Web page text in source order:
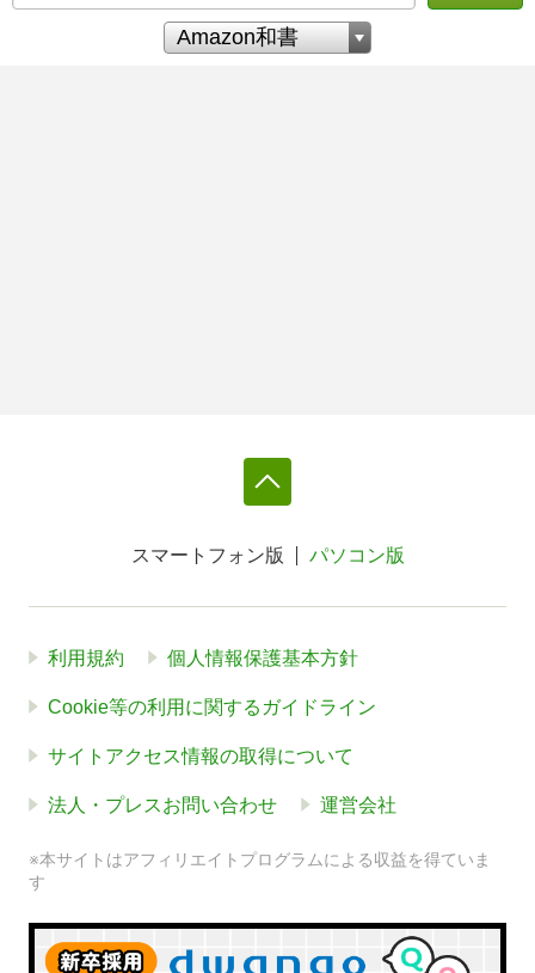
スマートフォン版 パソコン版
利用規約 個人情報保護基本方針
Cookie等の利用に関するガイドライン
サイトアクセス情報の取得について
法人・プレスお問い合わせ 運営会社
※本サイトはアフィリエイトプログラムによる収益を得ていま
す